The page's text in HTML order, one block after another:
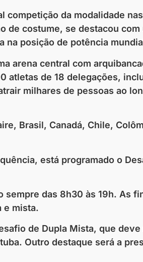
competição da modalidade
costume, se destacou
na posição de potência
arena central com
de 18 delegações,
milhares de pessoas ao
Brasil, Canadá, Chile,
está programado o
das 8h30 às 19h. As
e mista.
de Dupla Mista, que
Outro destaque será a